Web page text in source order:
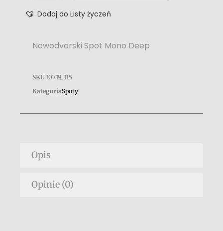
Dodaj do Listy życzeń
Nowodvorski Spot Mono Deep
SKU 10719_315
KategoriaSpoty
Opis
Opinie (0)